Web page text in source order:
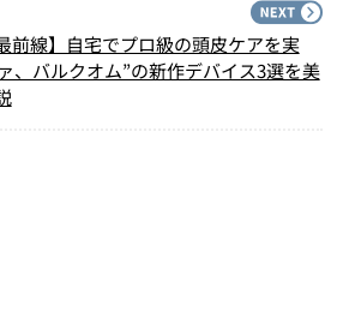
前線】自宅でプロ級の頭皮ケアを実
、バルクオム”の新作デバイス3選を美